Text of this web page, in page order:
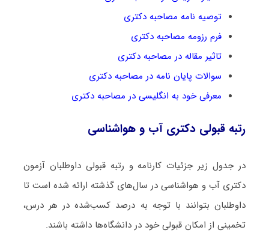
توصیه نامه مصاحبه دکتری
فرم رزومه مصاحبه دکتری
تاثیر مقاله در مصاحبه دکتری
سوالات پایان نامه در مصاحبه دکتری
معرفی خود به انگلیسی در مصاحبه دکتری
رتبه قبولی دکتری آب و هواشناسی
در جدول زیر جزئیات کارنامه و رتبه قبولی داوطلبان آزمون
دکتری آب و هواشناسی در سال‌های گذشته ارائه شده است تا
داوطلبان بتوانند با توجه به درصد کسب‌شده در هر درس،
تخمینی از امکان قبولی خود در دانشگاه‌ها داشته باشند.